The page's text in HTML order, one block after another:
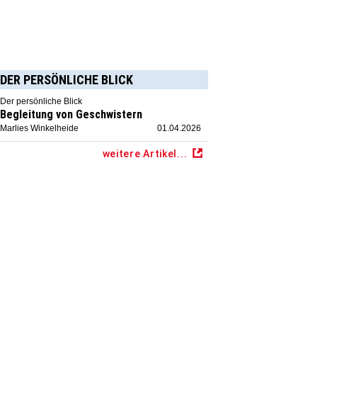
DER PERSÖNLICHE BLICK
Der persönliche Blick
Begleitung von Geschwistern
Marlies Winkelheide 01.04.2026
weitere Artikel...